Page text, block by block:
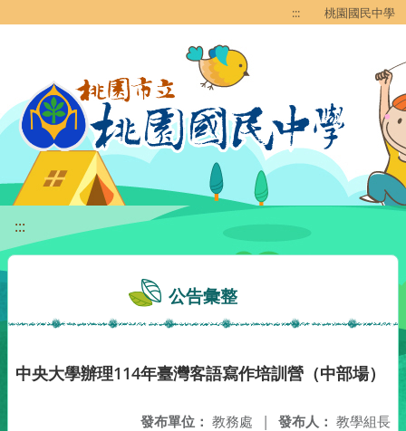
::: 桃園國民中學
:::
公告彙整
中央大學辦理114年臺灣客語寫作培訓營（中部場）
發布人： 教學組長
發布單位： 教務處 |